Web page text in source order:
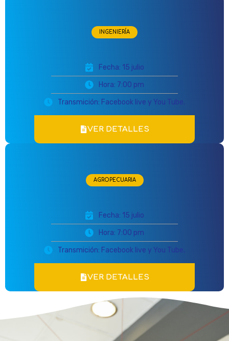
INGENIERÍA
Fecha: 15 julio
Hora: 7:00 pm
Transmición: Facebook live y You Tube.
VER DETALLES
AGROPECUARIA
Fecha: 15 julio
Hora: 7:00 pm
Transmición: Facebook live y You Tube.
VER DETALLES